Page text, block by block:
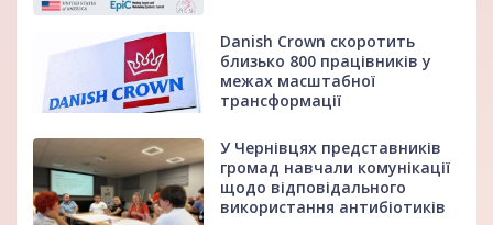
Danish Crown скоротить
близько 800 працівників у
межах масштабної
трансформації
У Чернівцях представників
громад навчали комунікації
щодо відповідального
використання антибіотиків